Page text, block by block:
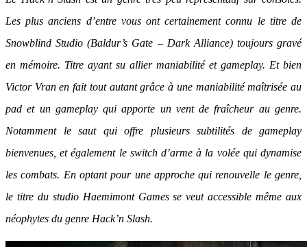
Les plus anciens d’entre vous ont certainement connu le titre de
Snowblind Studio (Baldur’s Gate – Dark Alliance) toujours gravé
en mémoire. Titre ayant su allier maniabilité et gameplay. Et bien
Victor Vran en fait tout autant grâce à une maniabilité maîtrisée au
pad et un gameplay qui apporte un vent de fraîcheur au genre.
Notamment le saut qui offre plusieurs subtilités de gameplay
bienvenues, et également le switch d’arme à la volée qui dynamise
les combats. En optant pour une approche qui renouvelle le genre,
le titre du studio Haemimont Games se veut accessible même aux
néophytes du genre Hack’n Slash.